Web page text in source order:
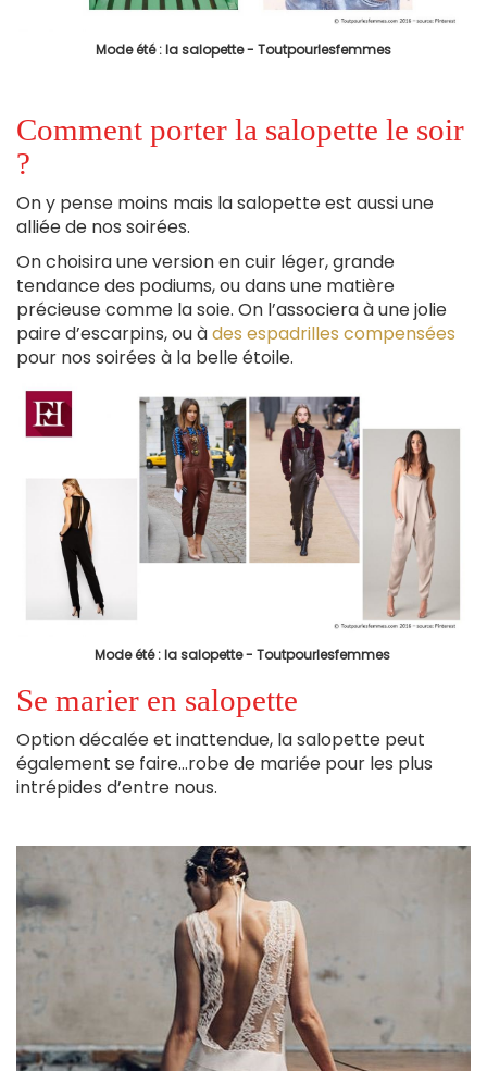
Mode été : la salopette - Toutpourlesfemmes
Comment porter la salopette le soir
?
On y pense moins mais la salopette est aussi une
alliée de nos soirées.
On choisira une version en cuir léger, grande
tendance des podiums, ou dans une matière
précieuse comme la soie. On l’associera à une jolie
paire d’escarpins, ou àdes espadrilles compensées
pour nos soirées à la belle étoile.
Mode été : la salopette - Toutpourlesfemmes
Se marier en salopette
Option décalée et inattendue, la salopette peut
également se faire…robe de mariée pour les plus
intrépides d’entre nous.